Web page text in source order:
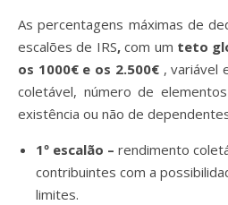
As percentagens máximas de
escalões de IRS,com um teto
os 1000€ e os 2.500€ , variável
coletável, número de
existência ou não de
1º escalão – rendimento
contribuintes com a
limites.